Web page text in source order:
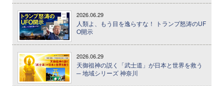
2026.06.29
人類よ、もう目を逸らすな！ トランプ怒涛のUF
O開示
2026.06.29
天御祖神の説く「武士道」が日本と世界を救う
─ 地域シリーズ 神奈川